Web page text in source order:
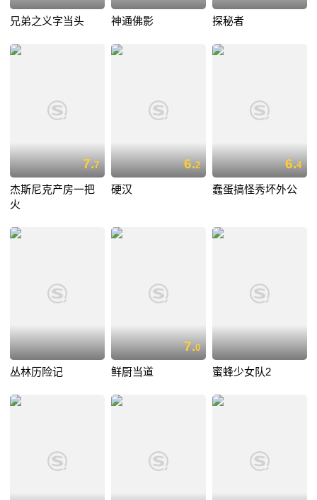
兄弟之义字当头 神通佛影 探秘者
7.7
杰斯尼克产房一把
火
6.2
硬汉
6.4
蠢蛋搞怪秀坏外公
丛林历险记
7.0
鲜厨当道 蜜蜂少女队2